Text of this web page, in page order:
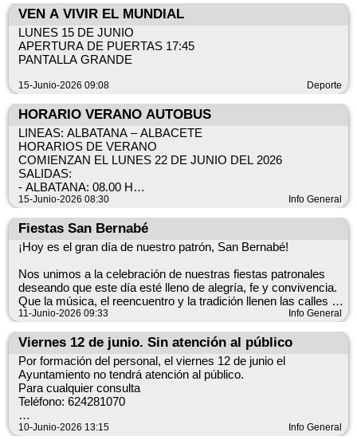
FENÓMENOS PREVISTOS
Fenómeno(1) - Temperatura máxima.
37 ºC.
Nivel: amarillo.
Ámbito geográfico: Albacete.
Hora de comienzo: 13:00 hora oficial del 23/06/2026.
Hora de finalización: 21:00 hora oficial del 23/06/2026.
Probabilidad: 40%-70%.
Las solicitudes podrán presentarse hasta el día 26 de junio de
2026.
Las personas interesadas deberán presentar la
documentación requerida en las bases anexas a este anuncio,
para más información, oficina del Ayuntamiento.
Lo que se hace público para general conocimiento.
Documentación en el Ayuntamiento y sede electrónica
VEN A VIVIR EL MUNDIAL
LUNES 15 DE JUNIO
APERTURA DE PUERTAS 17:45
PANTALLA GRANDE
15-Junio-2026 09:08 Deporte
HORARIO VERANO AUTOBUS
LINEAS: ALBATANA – ALBACETE
HORARIOS DE VERANO
COMIENZAN EL LUNES 22 DE JUNIO DEL 2026
SALIDAS:
- ALBATANA: 08.00 H
- ONTUR: 08.05 H
- LAS ANORIAS: 08.25H
- PETROLA: 08.35H
REGRESO:
- ALBACETE: 14H
15-Junio-2026 08:30 Info General
Fiestas San Bernabé
¡Hoy es el gran día de nuestro patrón, San Bernabé!
Nos unimos a la celebración de nuestras fiestas patronales
deseando que este día esté lleno de alegría, fe y convivencia.
Que la música, el reencuentro y la tradición llenen las calles y
el corazón de cada hogar.
¡Os deseamos un muy feliz día de San Bernabé en compañía
de vuestros seres queridos y amigos!
11-Junio-2026 09:33 Info General
Viernes 12 de junio. Sin atención al público
Por formación del personal, el viernes 12 de junio el
Ayuntamiento no tendrá atención al público.
Para cualquier consulta
Teléfono: 624281070
Disculpen las molestias.
10-Junio-2026 13:15 Info General